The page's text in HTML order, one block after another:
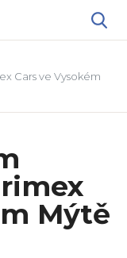
Cars ve Vysokém
Mýtě